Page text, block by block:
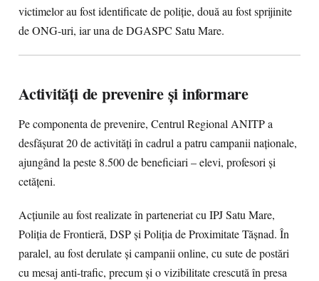
victimelor au fost identificate de poliție, două au fost sprijinite
de ONG-uri, iar una de DGASPC Satu Mare.
Activități de prevenire și informare
Pe componenta de prevenire, Centrul Regional ANITP a
desfășurat 20 de activități în cadrul a patru campanii naționale,
ajungând la peste 8.500 de beneficiari – elevi, profesori și
cetățeni.
Acțiunile au fost realizate în parteneriat cu IPJ Satu Mare,
Poliția de Frontieră, DSP și Poliția de Proximitate Tășnad. În
paralel, au fost derulate și campanii online, cu sute de postări
cu mesaj anti-trafic, precum și o vizibilitate crescută în presa